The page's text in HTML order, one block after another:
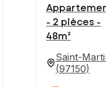
- 2 pièces -
48m²
Saint-
(97150)